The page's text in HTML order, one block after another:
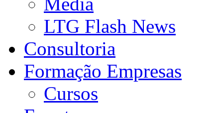
LTG Flash News
Consultoria
Formação Empresas
Cursos